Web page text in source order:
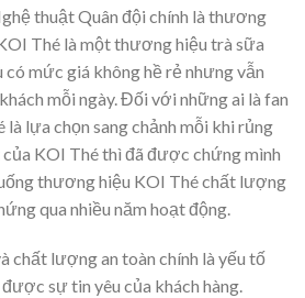
thuật Quân đội chính là thương
KOI Thé là một thương hiệu trà sữa
mức giá không hề rẻ nhưng vẫn
mỗi ngày. Đối với những ai là fan
lựa chọn sang chảnh mỗi khi rủng
KOI Thé thì đã được chứng mình
thương hiệu KOI Thé chất lượng
qua nhiều năm hoạt động.
chất lượng an toàn chính là yếu tố
sự tin yêu của khách hàng.